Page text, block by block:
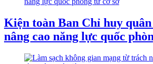
Kiện toàn Ban Chỉ huy quân
nâng cao năng lực quốc